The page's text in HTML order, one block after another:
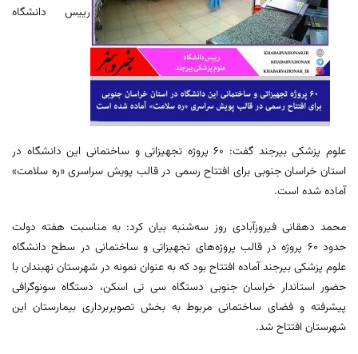
رییس دانشگاه
علوم پزشکی بیرجند گفت: ۶۰ پروژه تجهیزاتی و ساختمانی این دانشگاه در
استان خراسان جنوبی برای افتتاح رسمی در قالب پویش سراسری «ره سلامت»
آماده شده است.
محمد دهقانی فیروزآبادی روز سه‌شنبه بیان کرد: به مناسبت هفته دولت
حدود ۶۰ پروژه در قالب پروژه‌های تجهیزاتی و ساختمانی در سطح دانشگاه
علوم پزشکی بیرجند آماده افتتاح بود که به عنوان نمونه در شهرستان نهبندان با
حضور استاندار خراسان جنوبی دستگاه سی تی اسکن، دستگاه سونوگرافی
پیشرفته و فضای ساختمانی مربوط به بخش تصویربرداری بیمارستان این
شهرستان افتتاح شد.